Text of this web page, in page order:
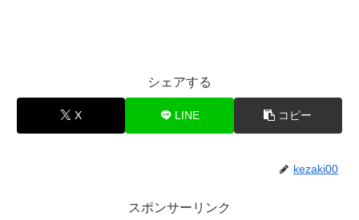
シェアする
X LINE コピー
kezaki00
スポンサーリンク